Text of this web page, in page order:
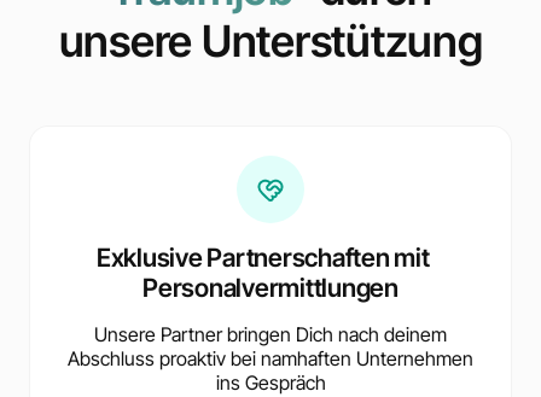
unsere Unterstützung
Exklusive Partnerschaften mit
Personalvermittlungen
Unsere Partner bringen Dich nach deinem
Abschluss proaktiv bei namhaften Unternehmen
ins Gespräch